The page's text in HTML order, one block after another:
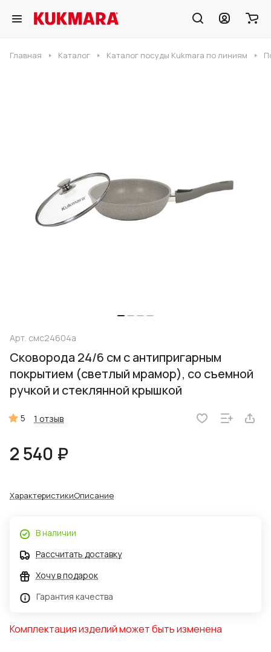
Главная Каталог Каталог посуды Kukmara по линиям
Арт. смс24604а
Сковорода 24/6 см с антипригарным
покрытием (светлый мрамор), со съемной
ручкой и стеклянной крышкой
5 1 отзыв
2 540 ₽
ХарактеристикиОписание
В наличии
Рассчитать доставку
Хочу в подарок
Гарантия качества
Комплектация изделий может быть изменена